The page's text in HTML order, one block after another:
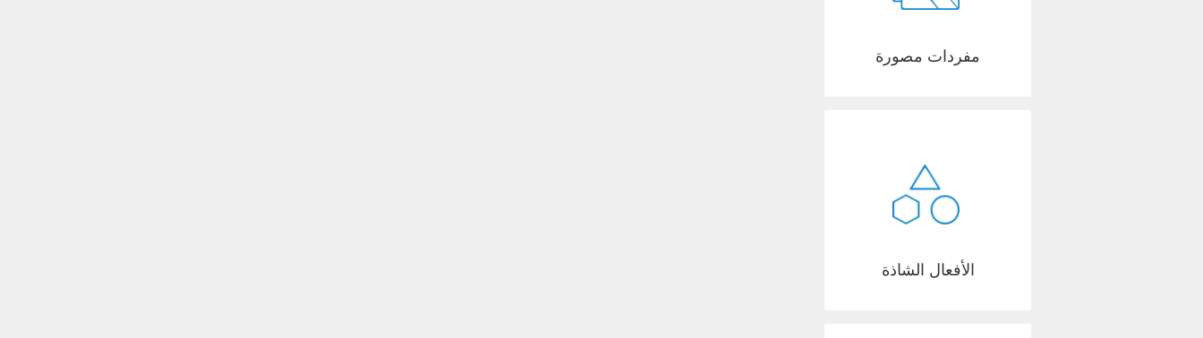
مفردات مصورة
الأفعال الشاذة